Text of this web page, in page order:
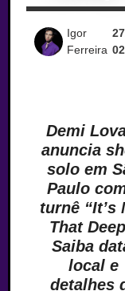
Igor
Ferreira
Demi
anuncia
solo em
Paulo
turnê “It’s
That
Saiba
local e
detalhes